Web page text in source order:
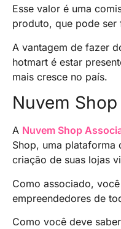
Esse valor é uma
produto, que pode ser
A vantagem de fazer
hotmart é estar
mais cresce no país.
Nuvem
A Nuvem Shop
Shop, uma plataforma
criação de suas lojas
Como associado,
empreendedores de
Como você deve